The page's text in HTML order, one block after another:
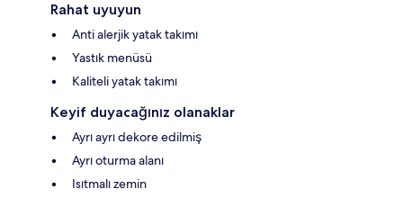
Rahat uyuyun
Anti alerjik yatak takımı
Yastık menüsü
Kaliteli yatak takımı
Keyif duyacağınız olanaklar
Ayrı ayrı dekore edilmiş
Ayrı oturma alanı
Isıtmalı zemin